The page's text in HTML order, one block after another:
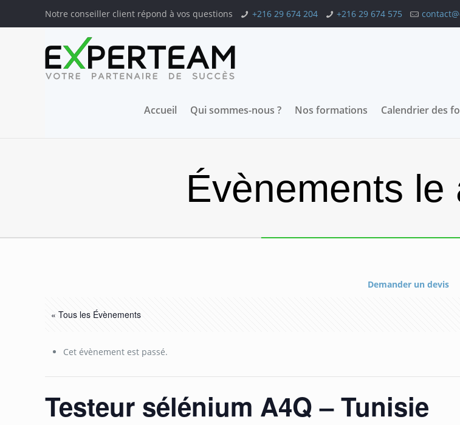
Notre conseiller client répond à vos questions +216 29 674 204 +216 29 674 575
Accueil Qui sommes-nous ? Nos formations Calendrier des
Évènements le
Demander un devis
« Tous les Évènements
Cet évènement est passé.
Testeur sélénium A4Q – Tunisie